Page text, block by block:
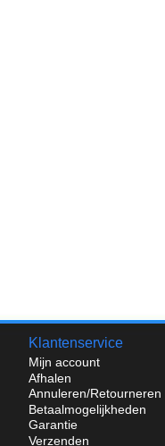
Klantenservice
Mijn account
Afhalen
Annuleren/Retourneren
Betaalmogelijkheden
Garantie
Verzenden